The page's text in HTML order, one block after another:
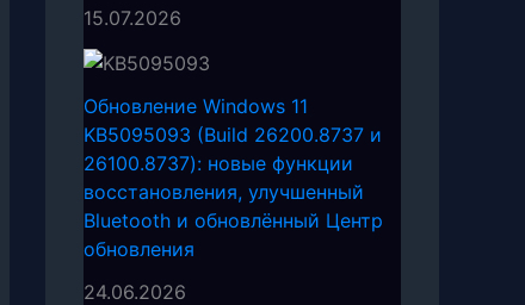
15.07.2026
Обновление Windows 11
KB5095093 (Build 26200.8737 и
26100.8737): новые функции
восстановления, улучшенный
Bluetooth и обновлённый Центр
обновления
24.06.2026